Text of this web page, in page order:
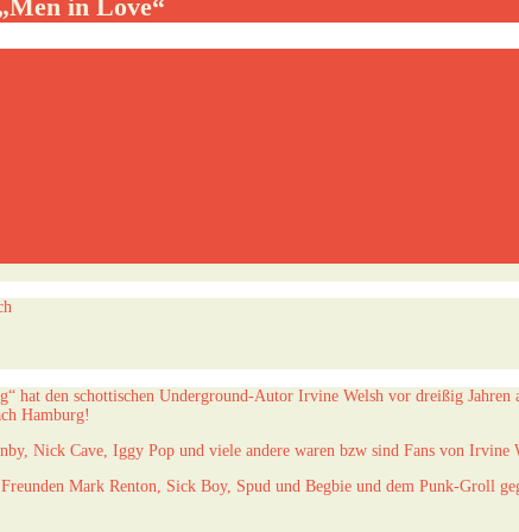
in Love“
hat den schottischen Underground-Autor Irvine Welsh vor dreißig
Hamburg!
Nick Cave, Iggy Pop und viele andere waren bzw sind Fans von
Mark Renton, Sick Boy, Spud und Begbie und dem Punk-Groll